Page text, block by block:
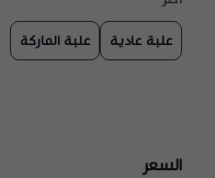
علبة عادية علبة الماركة
السعر